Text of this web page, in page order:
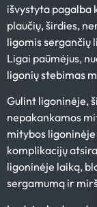
išvystyta pagalba
plaučių, širdies,
ligomis sergančių
Ligai paūmėjus,
ligonių stebimas
Gulint ligoninėje,
nepakankamos
mitybos
komplikacijų
ligoninėje laiką,
sergamumą ir